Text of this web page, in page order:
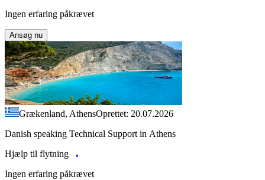
Ingen erfaring påkrævet
Ansøg nu
Grækenland, AthensOprettet: 20.07.2026
Danish speaking Technical Support in Athens
Hjælp til flytning
Ingen erfaring påkrævet